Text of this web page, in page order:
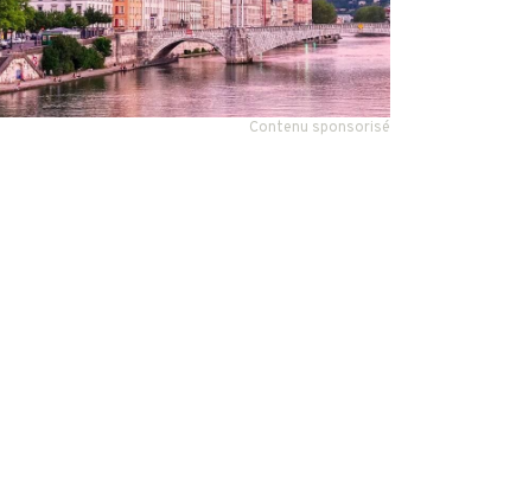
Contenu sponsorisé